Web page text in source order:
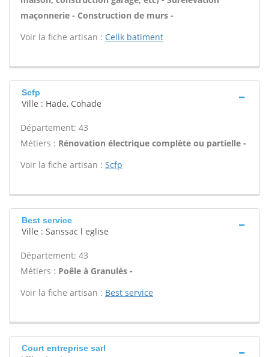
maçonnerie - Construction de murs -
Voir la fiche artisan : Celik batiment
Scfp
Ville : Hade, Cohade
Département: 43
Métiers : Rénovation électrique complète ou partielle -
Voir la fiche artisan : Scfp
Best service
Ville : Sanssac l eglise
Département: 43
Métiers : Poêle à Granulés -
Voir la fiche artisan : Best service
Court entreprise sarl